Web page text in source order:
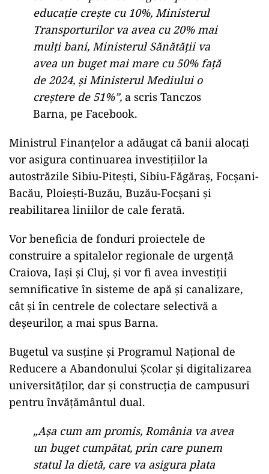
educaţie creşte cu 10%, Ministerul
Transporturilor va avea cu 20% mai
mulţi bani, Ministerul Sănătăţii va
avea un buget mai mare cu 50% faţă
de 2024, şi Ministerul Mediului o
creştere de 51%”, a scris Tanczos
Barna, pe Facebook.
Ministrul Finanțelor a adăugat că banii alocaţi
vor asigura continuarea investiţiilor la
autostrăzile Sibiu-Piteşti, Sibiu-Făgăraş, Focşani-
Bacău, Ploieşti-Buzău, Buzău-Focşani şi
reabilitarea liniilor de cale ferată.
Vor beneficia de fonduri proiectele de
construire a spitalelor regionale de urgenţă
Craiova, Iaşi şi Cluj, şi vor fi avea investiţii
semnificative în sisteme de apă şi canalizare,
cât şi în centrele de colectare selectivă a
deşeurilor, a mai spus Barna.
Bugetul va susţine şi Programul Naţional de
Reducere a Abandonului Şcolar şi digitalizarea
universităţilor, dar şi construcţia de campusuri
pentru învăţământul dual.
„Aşa cum am promis, România va avea
un buget cumpătat, prin care punem
statul la dietă, care va asigura plata